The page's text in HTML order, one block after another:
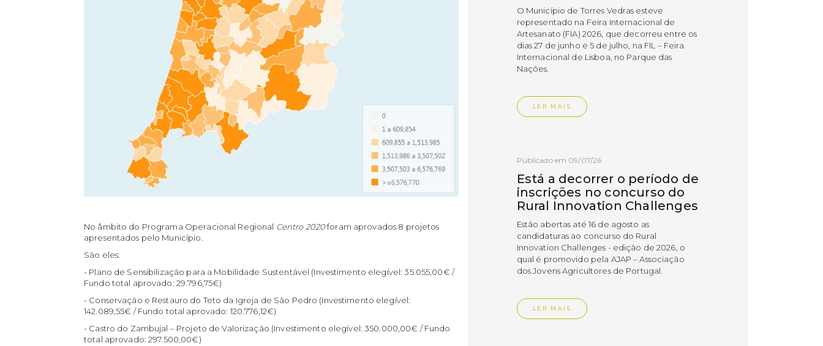
No âmbito do Programa Operacional Regional Centro 2020foram aprovados 8 projetos
apresentados pelo Município.
São eles:
- Plano de Sensibilização para a Mobilidade Sustentável (Investimento elegível: 35.055,00€ /
Fundo total aprovado: 29.796,75€)
- Conservação e Restauro do Teto da Igreja de São Pedro (Investimento elegível:
142.089,55€ / Fundo total aprovado: 120.776,12€)
- Castro do Zambujal – Projeto de Valorização (Investimento elegível: 350.000,00€ / Fundo
total aprovado: 297.500,00€)
O Município de Torres Vedras esteve
representado na Feira Internacional de
Artesanato (FIA) 2026, que decorreu entre os
dias 27 de junho e 5 de julho, na FIL – Feira
Internacional de Lisboa, no Parque das
Nações.
LER MAIS
Publicado em 09/07/26
Está a decorrer o período de
inscrições no concurso do
Rural Innovation Challenges
Estão abertas até 16 de agosto as
candidaturas ao concurso do Rural
Innovation Challenges - edição de 2026, o
qual é promovido pela AJAP – Associação
dos Jovens Agricultores de Portugal.
LER MAIS